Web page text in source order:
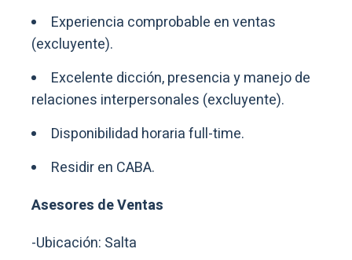
Experiencia comprobable en ventas
(excluyente).
Excelente dicción, presencia y manejo de
relaciones interpersonales (excluyente).
Disponibilidad horaria full-time.
Residir en CABA.
Asesores de Ventas
-Ubicación: Salta